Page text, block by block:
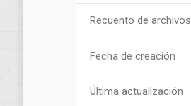
Recuento de archivos
Fecha de creación
Última actualización